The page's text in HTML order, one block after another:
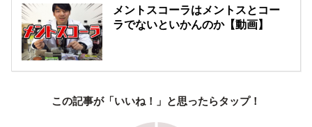
メントスコーラはメントスとコー
ラでないといかんのか【動画】
この記事が「いいね！」と思ったらタップ！